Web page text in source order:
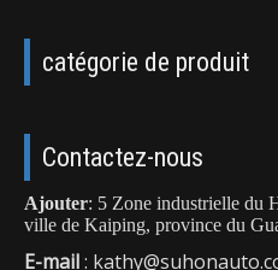
catégorie de produit
Contactez-nous
Ajouter: 5 Zone industrielle du
ville de Kaiping, province du
E-mail: